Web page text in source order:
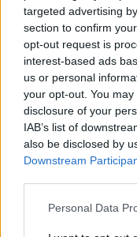
targeted advertising
section to confirm
opt-out request is
interest-based ads
us or personal
your opt-out. You
disclosure of your
IAB’s list of
also be disclosed by
Downstream
Personal Data
pareiškė, kad
nereikalingos ir
kitur statosi!
ekologiškai!“